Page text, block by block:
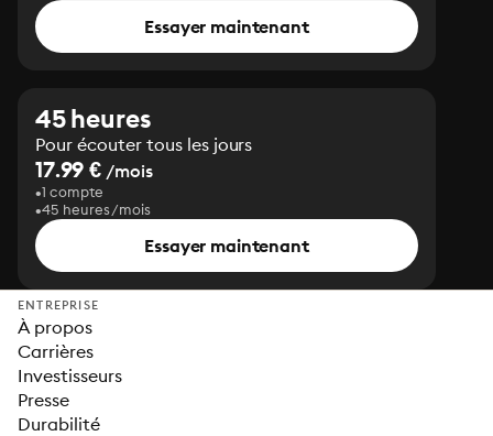
Essayer maintenant
45 heures
Pour écouter tous les jours
17.99 € /mois
1 compte
45 heures/mois
Essayer maintenant
ENTREPRISE
À propos
Carrières
Investisseurs
Presse
Durabilité